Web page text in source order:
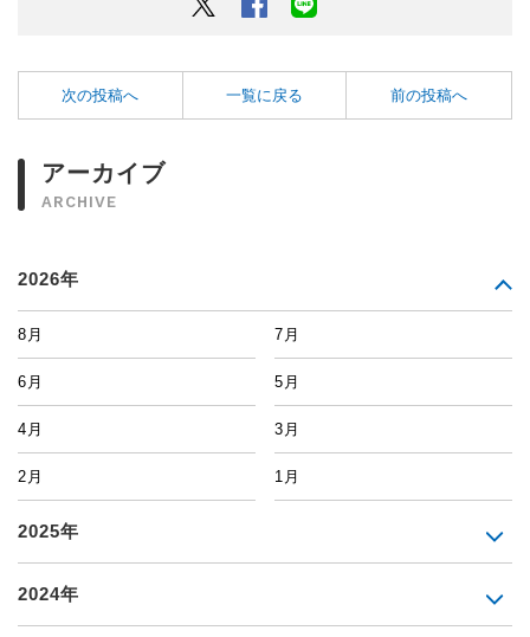
次の投稿へ 一覧に戻る 前の投稿へ
アーカイブ
ARCHIVE
2026年
8月 7月
6月 5月
4月 3月
2月 1月
2025年
2024年